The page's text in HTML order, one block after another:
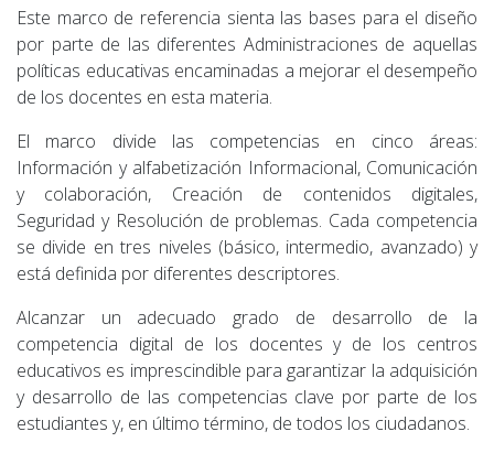
Este marco de referencia sienta las bases para el diseño
por parte de las diferentes Administraciones de aquellas
políticas educativas encaminadas a mejorar el desempeño
de los docentes en esta materia.
El marco divide las competencias en cinco áreas:
Información y alfabetización Informacional, Comunicación
y colaboración, Creación de contenidos digitales,
Seguridad y Resolución de problemas. Cada competencia
se divide en tres niveles (básico, intermedio, avanzado) y
está definida por diferentes descriptores.
Alcanzar un adecuado grado de desarrollo de la
competencia digital de los docentes y de los centros
educativos es imprescindible para garantizar la adquisición
y desarrollo de las competencias clave por parte de los
estudiantes y, en último término, de todos los ciudadanos.